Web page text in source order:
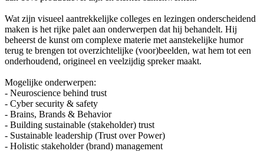
Wat zijn visueel aantrekkelijke colleges en lezingen onderscheidend
maken is het rijke palet aan onderwerpen dat hij behandelt. Hij
beheerst de kunst om complexe materie met aanstekelijke humor
terug te brengen tot overzichtelijke (voor)beelden, wat hem tot een
onderhoudend, origineel en veelzijdig spreker maakt.
Mogelijke onderwerpen:
- Neuroscience behind trust
- Cyber security & safety
- Brains, Brands & Behavior
- Building sustainable (stakeholder) trust
- Sustainable leadership (Trust over Power)
- Holistic stakeholder (brand) management